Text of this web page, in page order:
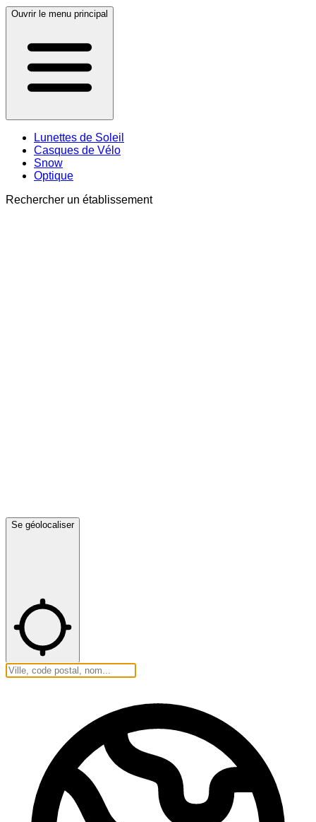
Ouvrir le menu principal
Lunettes de Soleil
Casques de Vélo
Snow
Optique
Rechercher un établissement
Se géolocaliser